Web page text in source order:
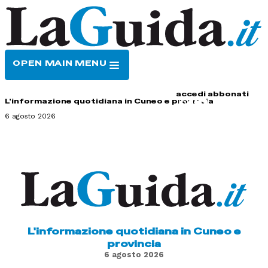
OPEN MAIN MENU
accedi abbonati
L'informazione quotidiana in Cuneo e provincia
6 agosto 2026
L'informazione quotidiana in Cuneo e
provincia
6 agosto 2026